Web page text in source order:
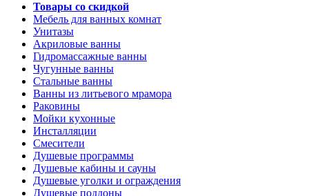
Товары со скидкой
Мебель для ванных комнат
Унитазы
Акриловые ванны
Гидромассажные ванны
Чугунные ванны
Стальные ванны
Ванны из литьевого мрамора
Раковины
Мойки кухонные
Инсталляции
Смесители
Душевые программы
Душевые кабины и сауны
Душевые уголки и ограждения
Душевые поддоны